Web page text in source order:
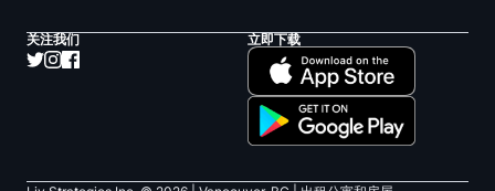
关注我们 立即下载